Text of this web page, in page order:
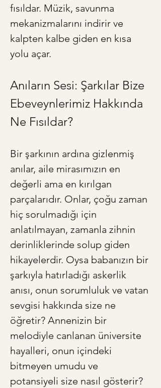
fısıldar. Müzik, savunma
mekanizmalarını indirir ve
kalpten kalbe giden en kısa
yolu açar.
Anıların Sesi: Şarkılar Bize
Ebeveynlerimiz Hakkında
Ne Fısıldar?
Bir şarkının ardına gizlenmiş
anılar, aile mirasımızın en
değerli ama en kırılgan
parçalarıdır. Onlar, çoğu zaman
hiç sorulmadığı için
anlatılmayan, zamanla zihnin
derinliklerinde solup giden
hikayelerdir. Oysa babanızın bir
şarkıyla hatırladığı askerlik
anısı, onun sorumluluk ve vatan
sevgisi hakkında size ne
öğretir? Annenizin bir
melodiyle canlanan üniversite
hayalleri, onun içindeki
bitmeyen umudu ve
potansiyeli size nasıl gösterir?